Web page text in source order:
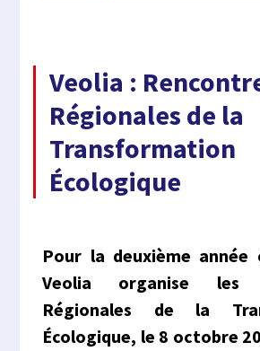
Veolia :
Régionales de la
Transformation
Écologique
Pour la deuxième année
Veolia organise les
Régionales de la
Écologique, le 8 octobre